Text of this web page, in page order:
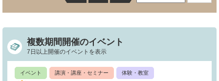
複数期間開催のイベント
7日以上開催のイベントを表示
イベント 講演・講座・セミナー 体験・教室